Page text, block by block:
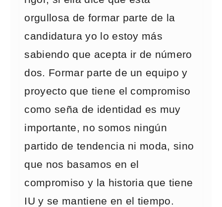
orgullosa de formar parte de la
candidatura yo lo estoy más
sabiendo que acepta ir de número
dos. Formar parte de un equipo y
proyecto que tiene el compromiso
como seña de identidad es muy
importante, no somos ningún
partido de tendencia ni moda, sino
que nos basamos en el
compromiso y la historia que tiene
IU y se mantiene en el tiempo.